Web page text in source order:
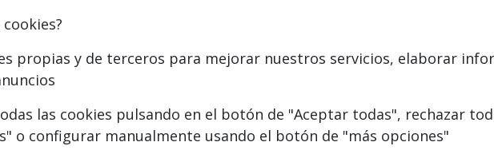
propias y de terceros para mejorar nuestros servicios, elaborar
las cookies pulsando en el botón de "Aceptar todas", rechazar
o configurar manualmente usando el botón de "más opciones"